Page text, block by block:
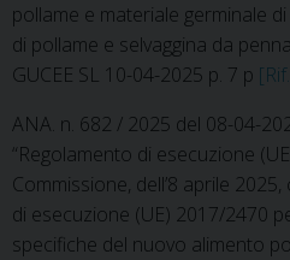
pollame e materiale germinale
di pollame e selvaggina da
GUCEE SL 10-04-2025 p. 7 p
ANA. n. 682 / 2025 del 08-04-
“Regolamento di esecuzione
Commissione, dell’8 aprile
di esecuzione (UE) 2017/2470
specifiche del nuovo alimento